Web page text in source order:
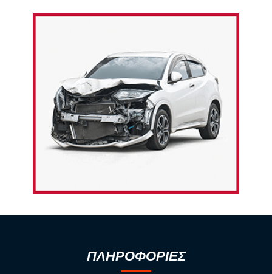
ΠΛΗΡΟΦΟΡΙΕΣ